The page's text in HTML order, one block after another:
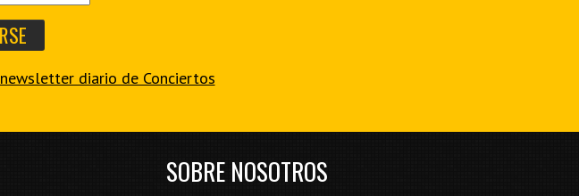
newsletter diario de Conciertos
SOBRE NOSOTROS